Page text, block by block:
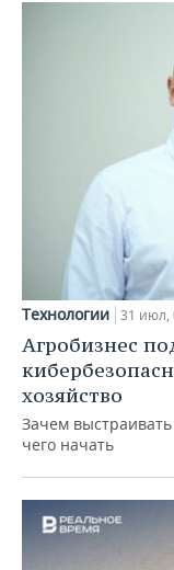
Технологии 31 июл,
Агробизнес
хозяйство
Зачем выстраивать
чего начать